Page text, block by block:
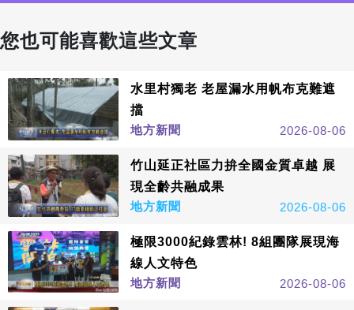
您也可能喜歡這些文章
水里村獨老 老屋漏水用帆布克難遮
擋
地方新聞
2026-08-06
竹山延正社區力拚全國金質卓越 展
現全齡共融成果
地方新聞
2026-08-06
極限3000紀錄雲林! 8組團隊展現海
線人文特色
地方新聞
2026-08-06